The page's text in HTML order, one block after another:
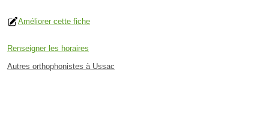
Améliorer cette fiche
Renseigner les horaires
Autres orthophonistes à Ussac